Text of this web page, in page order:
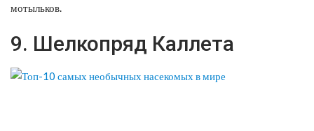
мотыльков.
9. Шелкопряд Каллета